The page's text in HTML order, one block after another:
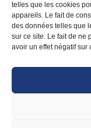
telles que les cookies
appareils. Le fait de
des données telles que
sur ce site. Le fait de ne
avoir un effet négatif sur